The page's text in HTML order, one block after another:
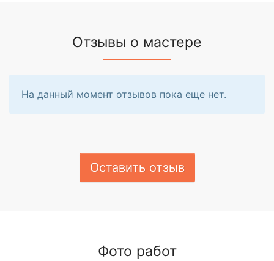
Отзывы о мастере
На данный момент отзывов пока еще нет.
Оставить отзыв
Фото работ